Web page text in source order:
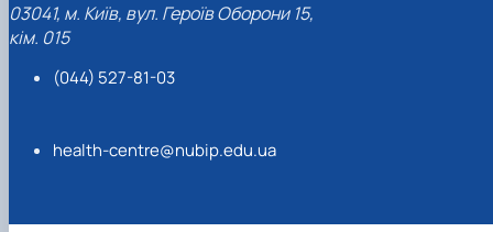
03041, м. Київ, вул. Героїв Оборони 15,
кім. 015
(044) 527-81-03
health-centre@nubip.edu.ua